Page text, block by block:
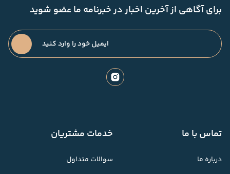
برای آگاهی از آخرین اخبار در خبرنامه ما عضو شوید
تماس با ما
درباره ما
خدمات مشتریان
سوالات متداول